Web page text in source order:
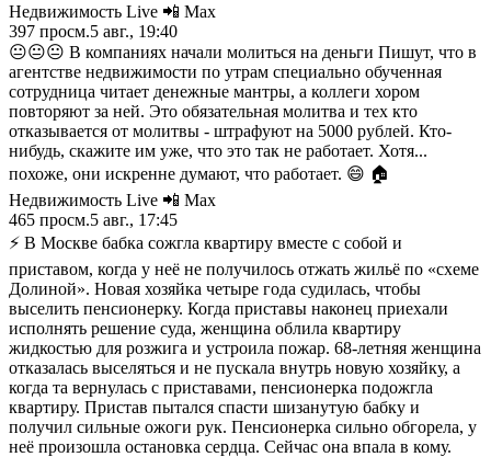
Недвижимость Live 📲 Max
397 просм.5 авг., 19:40
😐😐😐 В компаниях начали молиться на деньги Пишут, что в
агентстве недвижимости по утрам специально обученная
сотрудница читает денежные мантры, а коллеги хором
повторяют за ней. Это обязательная молитва и тех кто
отказывается от молитвы - штрафуют на 5000 рублей. Кто-
нибудь, скажите им уже, что это так не работает. Хотя...
похоже, они искренне думают, что работает. 😄 🏠
Недвижимость Live 📲 Max
465 просм.5 авг., 17:45
⚡️ В Москве бабка сожгла квартиру вместе с собой и
приставом, когда у неё не получилось отжать жильё по «схеме
Долиной». Новая хозяйка четыре года судилась, чтобы
выселить пенсионерку. Когда приставы наконец приехали
исполнять решение суда, женщина облила квартиру
жидкостью для розжига и устроила пожар. 68-летняя женщина
отказалась выселяться и не пускала внутрь новую хозяйку, а
когда та вернулась с приставами, пенсионерка подожгла
квартиру. Пристав пытался спасти шизанутую бабку и
получил сильные ожоги рук. Пенсионерка сильно обгорела, у
неё произошла остановка сердца. Сейчас она впала в кому.